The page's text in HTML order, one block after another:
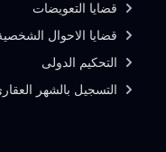
قضايا التعويضات
قضايا الاحوال
التحكيم الدولى
التسجيل بالشهر